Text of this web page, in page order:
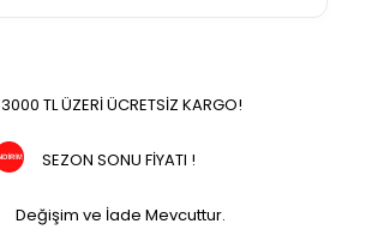
3000 TL ÜZERİ ÜCRETSİZ KARGO!
SEZON SONU FİYATI !
Değişim ve İade Mevcuttur.